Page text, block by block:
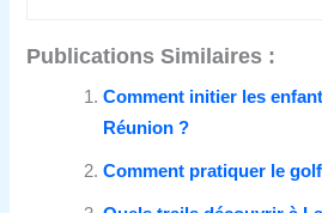
Publications Similaires :
Comment initier les
Réunion ?
Comment pratiquer le